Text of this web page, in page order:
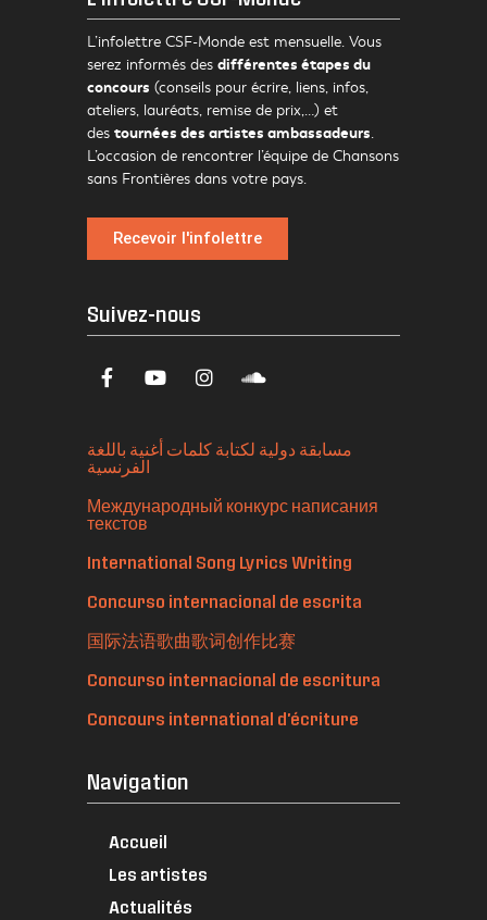
L’infolettre CSF-Monde est mensuelle. Vous
serez informés des différentes étapes du
concours (conseils pour écrire, liens, infos,
ateliers, lauréats, remise de prix,…) et
des tournées des artistes ambassadeurs.
L’occasion de rencontrer l’équipe de Chansons
sans Frontières dans votre pays.
Recevoir l'infolettre
Suivez-nous
مسابقة دولية لكتابة كلمات أغنية باللغة
الفرنسية
Международный конкурс написания
текстов
International Song Lyrics Writing
Concurso internacional de escrita
国际法语歌曲歌词创作比赛
Concurso internacional de escritura
Concours international d'écriture
Navigation
Accueil
Les artistes
Actualités